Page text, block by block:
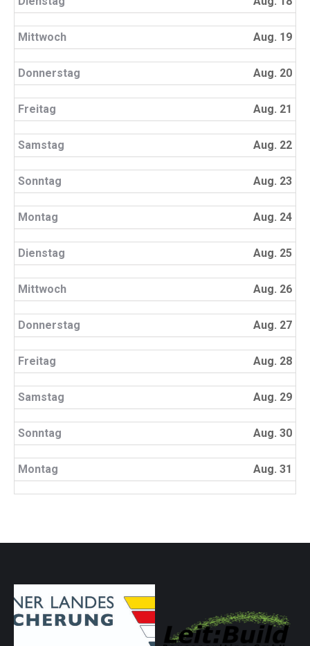
Mittwoch Aug. 19
Donnerstag Aug. 20
Freitag Aug. 21
Samstag Aug. 22
Sonntag Aug. 23
Montag Aug. 24
Dienstag Aug. 25
Mittwoch Aug. 26
Donnerstag Aug. 27
Freitag Aug. 28
Samstag Aug. 29
Sonntag Aug. 30
Montag Aug. 31